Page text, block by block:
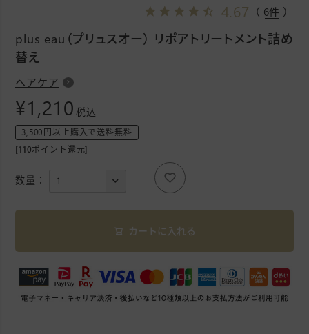
4.67 （ 6件 ）
plus eau（プリュスオー） リポアトリートメント詰め
替え
ヘアケア
¥1,210 税込
3,500円以上購入で送料無料
[110ポイント還元]
カートに入れる